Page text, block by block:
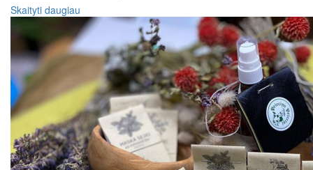
Skaityti daugiau